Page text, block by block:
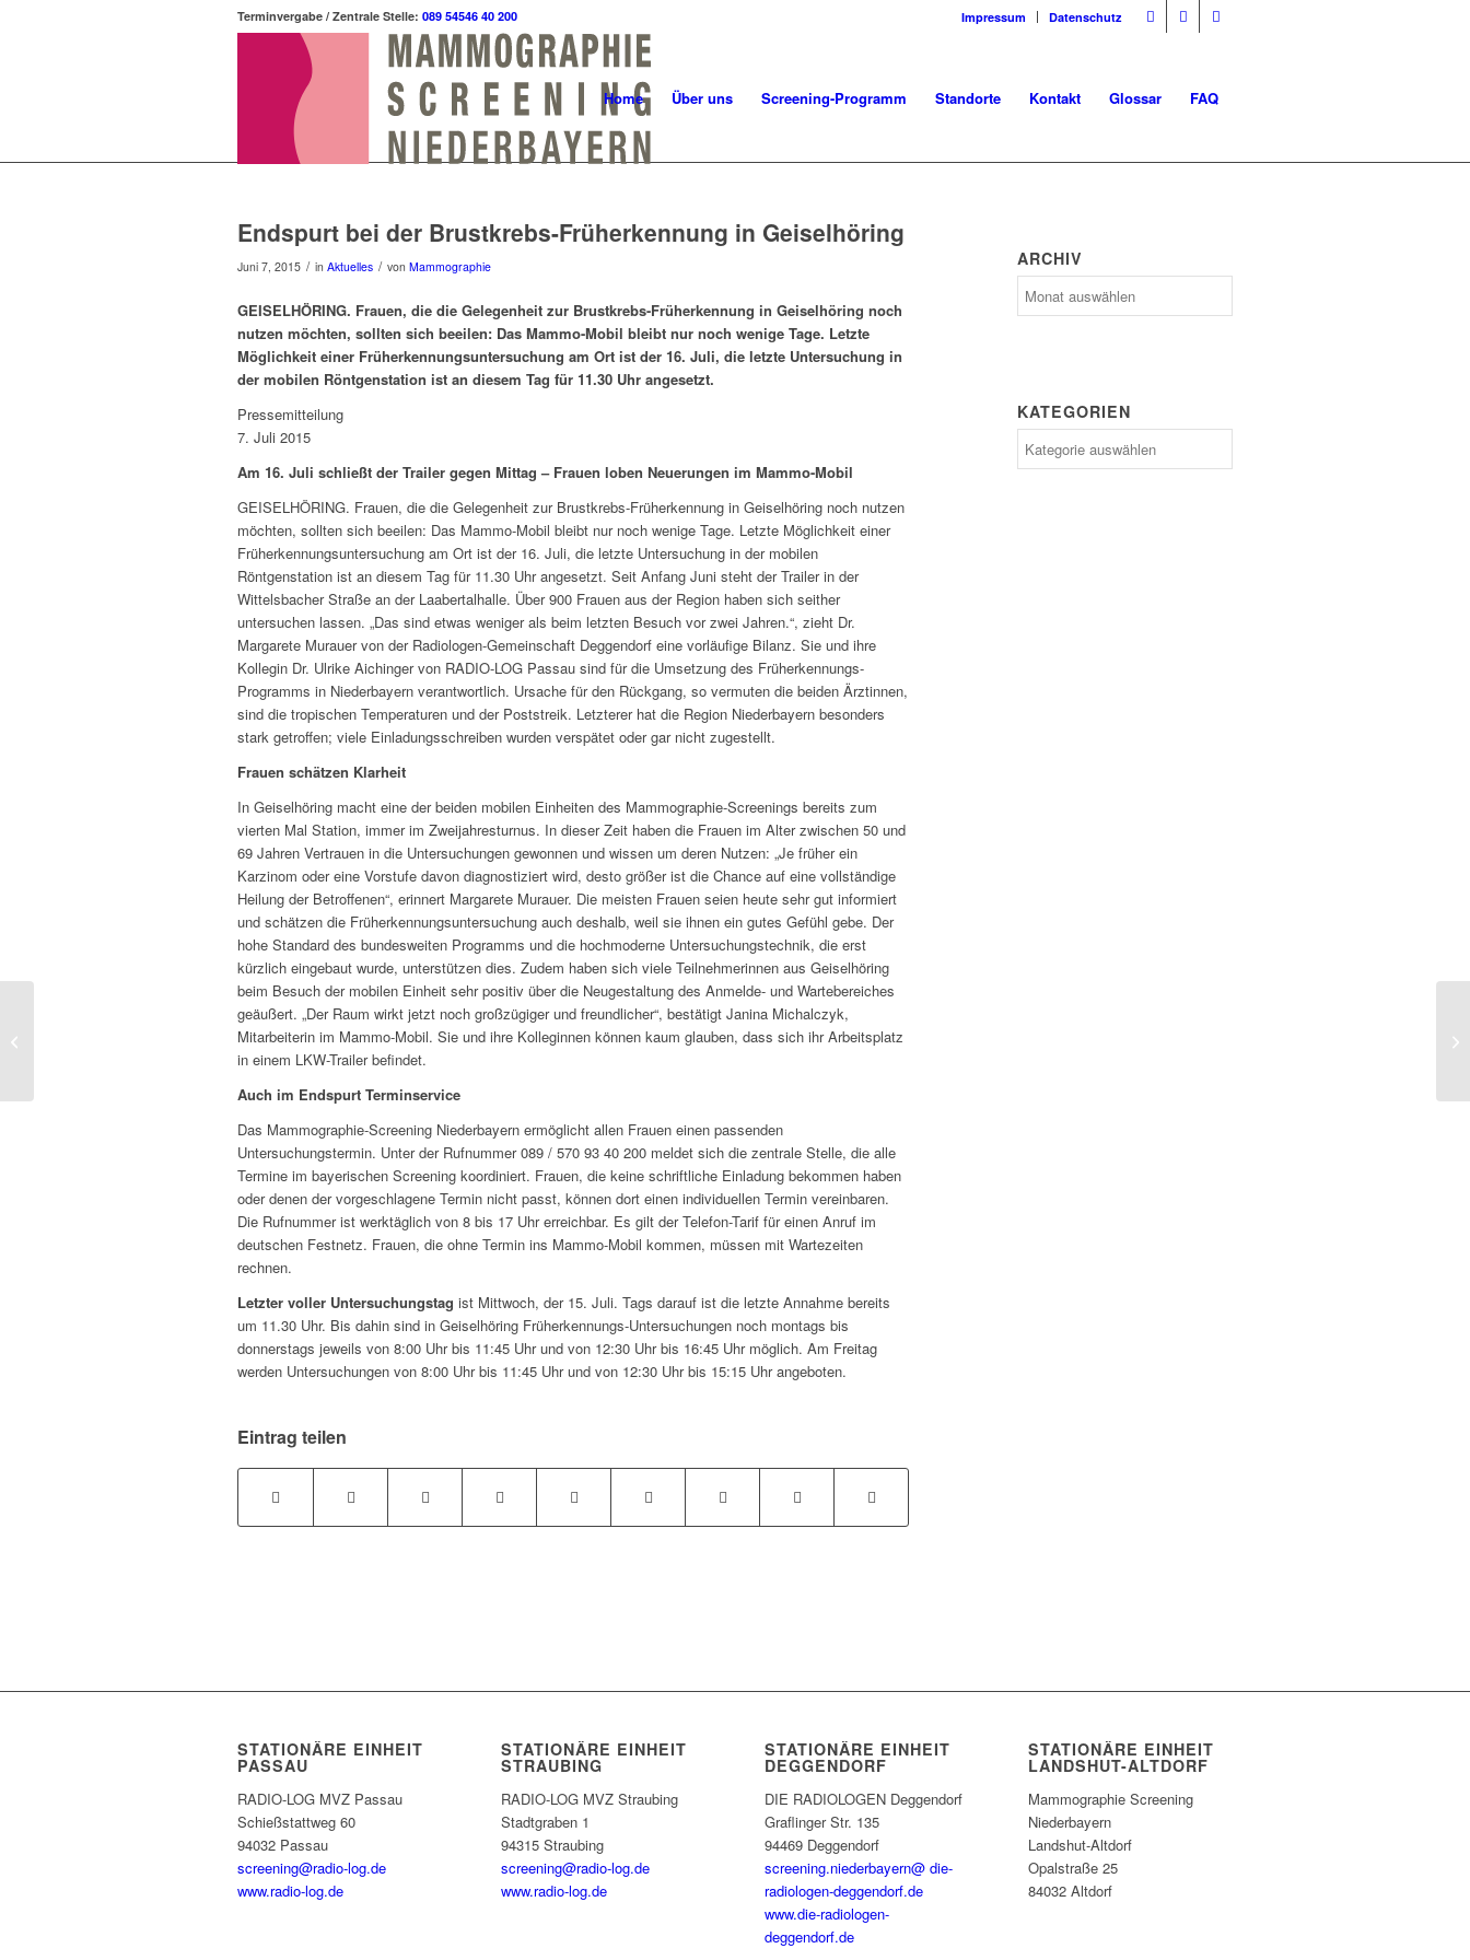
Impressum Datenschutz
Terminvergabe / Zentrale Stelle: 089 54546 40 200
Home Über uns Screening-Programm Standorte Kontakt Glossar FAQ
Endspurt bei der Brustkrebs-Früherkennung in Geiselhöring
Juni 7, 2015 / in Aktuelles / von Mammographie
GEISELHÖRING. Frauen, die die Gelegenheit zur Brustkrebs-Früherkennung in Geiselhöring noch
nutzen möchten, sollten sich beeilen: Das Mammo-Mobil bleibt nur noch wenige Tage. Letzte
Möglichkeit einer Früherkennungsuntersuchung am Ort ist der 16. Juli, die letzte Untersuchung in
der mobilen Röntgenstation ist an diesem Tag für 11.30 Uhr angesetzt.
Pressemitteilung
7. Juli 2015
Am 16. Juli schließt der Trailer gegen Mittag – Frauen loben Neuerungen im Mammo-Mobil
GEISELHÖRING. Frauen, die die Gelegenheit zur Brustkrebs-Früherkennung in Geiselhöring noch nutzen
möchten, sollten sich beeilen: Das Mammo-Mobil bleibt nur noch wenige Tage. Letzte Möglichkeit einer
Früherkennungsuntersuchung am Ort ist der 16. Juli, die letzte Untersuchung in der mobilen
Röntgenstation ist an diesem Tag für 11.30 Uhr angesetzt. Seit Anfang Juni steht der Trailer in der
Wittelsbacher Straße an der Laabertalhalle. Über 900 Frauen aus der Region haben sich seither
untersuchen lassen. „Das sind etwas weniger als beim letzten Besuch vor zwei Jahren.“, zieht Dr.
Margarete Murauer von der Radiologen-Gemeinschaft Deggendorf eine vorläufige Bilanz. Sie und ihre
Kollegin Dr. Ulrike Aichinger von RADIO-LOG Passau sind für die Umsetzung des Früherkennungs-
Programms in Niederbayern verantwortlich. Ursache für den Rückgang, so vermuten die beiden Ärztinnen,
sind die tropischen Temperaturen und der Poststreik. Letzterer hat die Region Niederbayern besonders
stark getroffen; viele Einladungsschreiben wurden verspätet oder gar nicht zugestellt.
Frauen schätzen Klarheit
In Geiselhöring macht eine der beiden mobilen Einheiten des Mammographie-Screenings bereits zum
vierten Mal Station, immer im Zweijahresturnus. In dieser Zeit haben die Frauen im Alter zwischen 50 und
69 Jahren Vertrauen in die Untersuchungen gewonnen und wissen um deren Nutzen: „Je früher ein
Karzinom oder eine Vorstufe davon diagnostiziert wird, desto größer ist die Chance auf eine vollständige
Heilung der Betroffenen“, erinnert Margarete Murauer. Die meisten Frauen seien heute sehr gut informiert
und schätzen die Früherkennungsuntersuchung auch deshalb, weil sie ihnen ein gutes Gefühl gebe. Der
hohe Standard des bundesweiten Programms und die hochmoderne Untersuchungstechnik, die erst
kürzlich eingebaut wurde, unterstützen dies. Zudem haben sich viele Teilnehmerinnen aus Geiselhöring
beim Besuch der mobilen Einheit sehr positiv über die Neugestaltung des Anmelde- und Wartebereiches
geäußert. „Der Raum wirkt jetzt noch großzügiger und freundlicher“, bestätigt Janina Michalczyk,
Mitarbeiterin im Mammo-Mobil. Sie und ihre Kolleginnen können kaum glauben, dass sich ihr Arbeitsplatz
in einem LKW-Trailer befindet.
Auch im Endspurt Terminservice
Das Mammographie-Screening Niederbayern ermöglicht allen Frauen einen passenden
Untersuchungstermin. Unter der Rufnummer 089 / 570 93 40 200 meldet sich die zentrale Stelle, die alle
Termine im bayerischen Screening koordiniert. Frauen, die keine schriftliche Einladung bekommen haben
oder denen der vorgeschlagene Termin nicht passt, können dort einen individuellen Termin vereinbaren.
Die Rufnummer ist werktäglich von 8 bis 17 Uhr erreichbar. Es gilt der Telefon-Tarif für einen Anruf im
deutschen Festnetz. Frauen, die ohne Termin ins Mammo-Mobil kommen, müssen mit Wartezeiten
rechnen.
Letzter voller Untersuchungstag ist Mittwoch, der 15. Juli. Tags darauf ist die letzte Annahme bereits
um 11.30 Uhr. Bis dahin sind in Geiselhöring Früherkennungs-Untersuchungen noch montags bis
donnerstags jeweils von 8:00 Uhr bis 11:45 Uhr und von 12:30 Uhr bis 16:45 Uhr möglich. Am Freitag
werden Untersuchungen von 8:00 Uhr bis 11:45 Uhr und von 12:30 Uhr bis 15:15 Uhr angeboten.
Eintrag teilen
ARCHIV
KATEGORIEN
STATIONÄRE EINHEIT
PASSAU
RADIO-LOG MVZ Passau
Schießstattweg 60
94032 Passau
screening@radio-log.de
www.radio-log.de
STATIONÄRE EINHEIT
STRAUBING
RADIO-LOG MVZ Straubing
Stadtgraben 1
94315 Straubing
screening@radio-log.de
www.radio-log.de
STATIONÄRE EINHEIT
DEGGENDORF
DIE RADIOLOGEN Deggendorf
Graflinger Str. 135
94469 Deggendorf
screening.niederbayern@ die-
radiologen-deggendorf.de
www.die-radiologen-
deggendorf.de
STATIONÄRE EINHEIT
LANDSHUT-ALTDORF
Mammographie Screening
Niederbayern
Landshut-Altdorf
Opalstraße 25
84032 Altdorf